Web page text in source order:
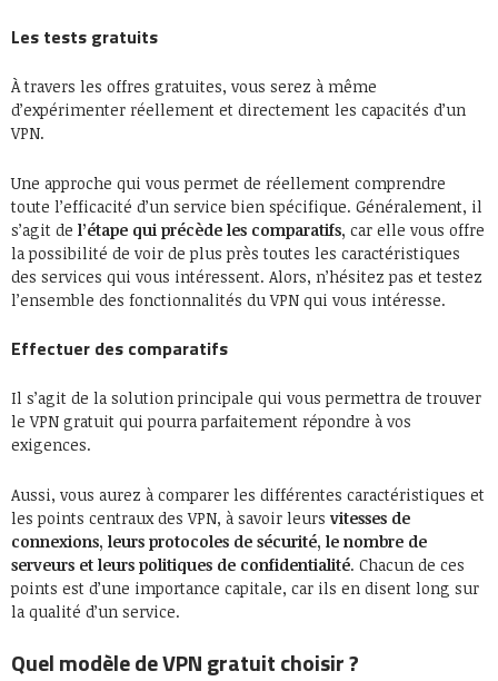
Les tests gratuits
À travers les offres gratuites, vous serez à même
d’expérimenter réellement et directement les capacités d’un
VPN.
Une approche qui vous permet de réellement comprendre
toute l’efficacité d’un service bien spécifique. Généralement, il
s’agit de l’étape qui précède les comparatifs, car elle vous offre
la possibilité de voir de plus près toutes les caractéristiques
des services qui vous intéressent. Alors, n’hésitez pas et testez
l’ensemble des fonctionnalités du VPN qui vous intéresse.
Effectuer des comparatifs
Il s’agit de la solution principale qui vous permettra de trouver
le VPN gratuit qui pourra parfaitement répondre à vos
exigences.
Aussi, vous aurez à comparer les différentes caractéristiques et
les points centraux des VPN, à savoir leurs vitesses de
connexions, leurs protocoles de sécurité, le nombre de
serveurs et leurs politiques de confidentialité. Chacun de ces
points est d’une importance capitale, car ils en disent long sur
la qualité d’un service.
Quel modèle de VPN gratuit choisir ?